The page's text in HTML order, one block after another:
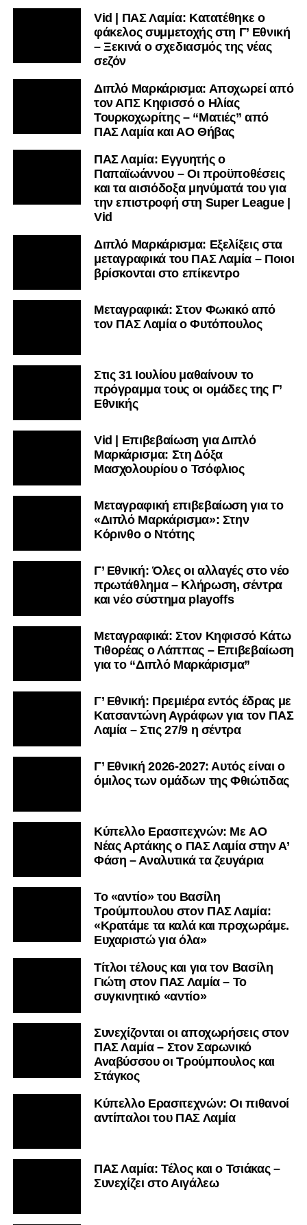
Vid | ΠΑΣ Λαμία: Κατατέθηκε ο
φάκελος συμμετοχής στη Γ’ Εθνική
– Ξεκινά ο σχεδιασμός της νέας
σεζόν
Διπλό Μαρκάρισμα: Αποχωρεί από
τον ΑΠΣ Κηφισσό ο Ηλίας
Τουρκοχωρίτης – “Ματιές” από
ΠΑΣ Λαμία και ΑΟ Θήβας
ΠΑΣ Λαμία: Εγγυητής ο
Παπαϊωάννου – Οι προϋποθέσεις
και τα αισιόδοξα μηνύματά του για
την επιστροφή στη Super League |
Vid
Διπλό Μαρκάρισμα: Εξελίξεις στα
μεταγραφικά του ΠΑΣ Λαμία – Ποιοι
βρίσκονται στο επίκεντρο
Μεταγραφικά: Στον Φωκικό από
τον ΠΑΣ Λαμία ο Φυτόπουλος
Στις 31 Ιουλίου μαθαίνουν το
πρόγραμμα τους οι ομάδες της Γ’
Εθνικής
Vid | Επιβεβαίωση για Διπλό
Μαρκάρισμα: Στη Δόξα
Μασχολουρίου ο Τσόφλιος
Μεταγραφική επιβεβαίωση για το
«Διπλό Μαρκάρισμα»: Στην
Κόρινθο ο Ντότης
Γ’ Εθνική: Όλες οι αλλαγές στο νέο
πρωτάθλημα – Κλήρωση, σέντρα
και νέο σύστημα playoffs
Μεταγραφικά: Στον Κηφισσό Κάτω
Τιθορέας ο Λάππας – Επιβεβαίωση
για το “Διπλό Μαρκάρισμα”
Γ’ Εθνική: Πρεμιέρα εντός έδρας με
Κατσαντώνη Αγράφων για τον ΠΑΣ
Λαμία – Στις 27/9 η σέντρα
Γ’ Εθνική 2026-2027: Αυτός είναι ο
όμιλος των ομάδων της Φθιώτιδας
Kύπελλο Ερασιτεχνών: Με AO
Nέας Αρτάκης ο ΠΑΣ Λαμία στην Α’
Φάση – Αναλυτικά τα ζευγάρια
Το «αντίο» του Βασίλη
Τρούμπουλου στον ΠΑΣ Λαμία:
«Κρατάμε τα καλά και προχωράμε.
Ευχαριστώ για όλα»
Τίτλοι τέλους και για τον Βασίλη
Γιώτη στον ΠΑΣ Λαμία – Το
συγκινητικό «αντίο»
Συνεχίζονται οι αποχωρήσεις στον
ΠΑΣ Λαμία – Στον Σαρωνικό
Αναβύσσου οι Τρούμπουλος και
Στάγκος
Κύπελλο Ερασιτεχνών: Οι πιθανοί
αντίπαλοι του ΠΑΣ Λαμία
ΠΑΣ Λαμία: Τέλος και ο Τσιάκας –
Συνεχίζει στο Αιγάλεω